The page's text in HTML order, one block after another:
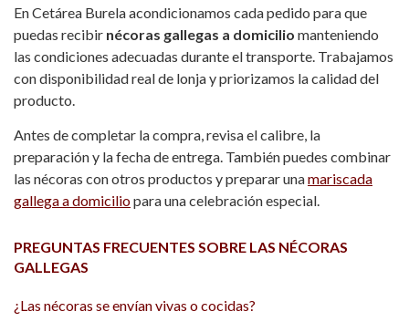
En Cetárea Burela acondicionamos cada pedido para que
puedas recibir nécoras gallegas a domicilio manteniendo
las condiciones adecuadas durante el transporte. Trabajamos
con disponibilidad real de lonja y priorizamos la calidad del
producto.
Antes de completar la compra, revisa el calibre, la
preparación y la fecha de entrega. También puedes combinar
las nécoras con otros productos y preparar unamariscada
gallega a domiciliopara una celebración especial.
PREGUNTAS FRECUENTES SOBRE LAS NÉCORAS
GALLEGAS
¿Las nécoras se envían vivas o cocidas?